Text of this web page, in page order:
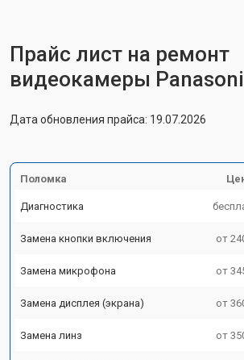
Прайс лист на ремонт
видеокамеры
Дата обновления прайса: 19.07.2026
Поломка
Диагностика
Замена кнопки включения от
Замена микрофона от
Замена дисплея (экрана) от
Замена линз от